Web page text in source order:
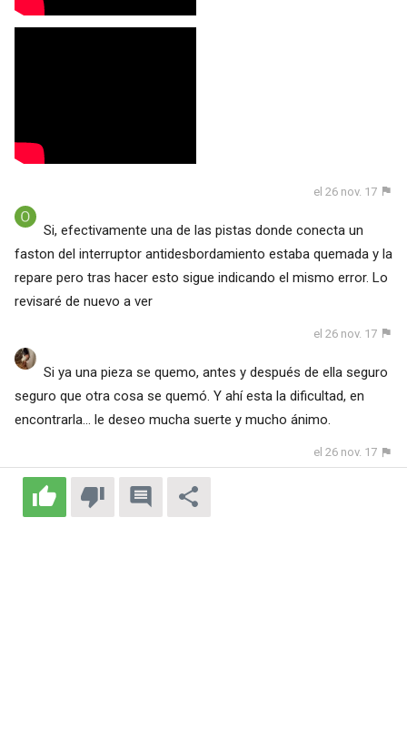
el 26 nov. 17
Si, efectivamente una de las pistas donde conecta un
faston del interruptor antidesbordamiento estaba quemada y la
repare pero tras hacer esto sigue indicando el mismo error. Lo
revisaré de nuevo a ver
el 26 nov. 17
Si ya una pieza se quemo, antes y después de ella seguro
seguro que otra cosa se quemó. Y ahí esta la dificultad, en
encontrarla... le deseo mucha suerte y mucho ánimo.
el 26 nov. 17